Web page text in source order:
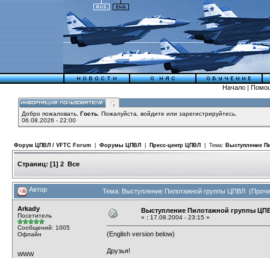
Начало |
Добро пожаловать, Гость . Пожалуйста, войдите или зарегистрируйтесь
06.08.2026 - 22:00
Форум ЦПВЛ / VFTC Forum Форумы ЦПВЛ Пресс-центр ЦПВЛ | Тема: Выступление
Страниц: [1] 2 Все
Автор Тема: Выступление Пилотажной группы ЦПВЛ
Arkady
Посетитель
Сообщений: 1005
Офлайн
WWW
Выступление Пилотажной группы
« : 17.08.2004 - 23:15 »
(English version below)
Друзья!